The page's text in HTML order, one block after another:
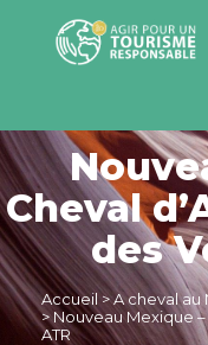
Cheval
des
Accueil >A cheval au
>Nouveau Mexique
ATR